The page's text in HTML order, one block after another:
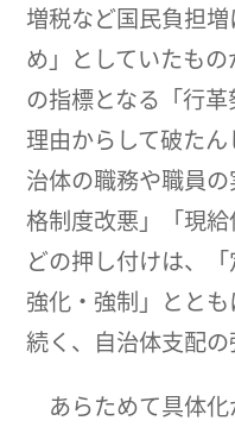
増税など国民負担
め」としていたも
の指標となる「行
理由からして破た
治体の職務や職員
格制度改悪」「現
どの押し付けは、
強化・強制」とと
続く、自治体支配の
あらためて具体